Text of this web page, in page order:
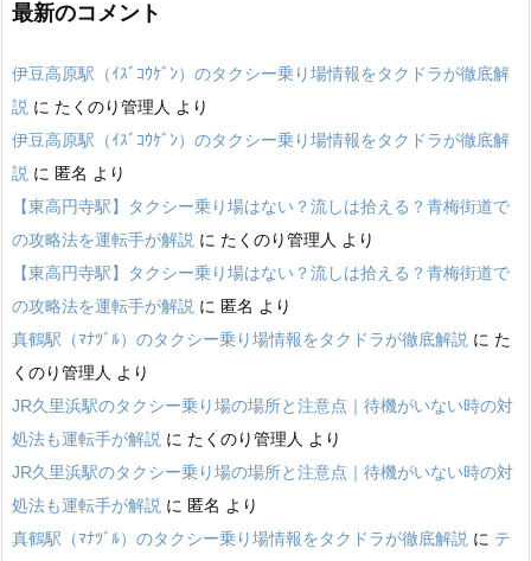
最新のコメント
伊豆高原駅（ｲｽﾞｺｳｹﾞﾝ）のタクシー乗り場情報をタクドラが徹底解
説 に たくのり管理人 より
伊豆高原駅（ｲｽﾞｺｳｹﾞﾝ）のタクシー乗り場情報をタクドラが徹底解
説 に 匿名 より
【東高円寺駅】タクシー乗り場はない？流しは拾える？青梅街道で
の攻略法を運転手が解説 に たくのり管理人 より
【東高円寺駅】タクシー乗り場はない？流しは拾える？青梅街道で
の攻略法を運転手が解説 に 匿名 より
真鶴駅（ﾏﾅﾂﾞﾙ）のタクシー乗り場情報をタクドラが徹底解説 に た
くのり管理人 より
JR久里浜駅のタクシー乗り場の場所と注意点｜待機がいない時の対
処法も運転手が解説 に たくのり管理人 より
JR久里浜駅のタクシー乗り場の場所と注意点｜待機がいない時の対
処法も運転手が解説 に 匿名 より
真鶴駅（ﾏﾅﾂﾞﾙ）のタクシー乗り場情報をタクドラが徹底解説 に テ